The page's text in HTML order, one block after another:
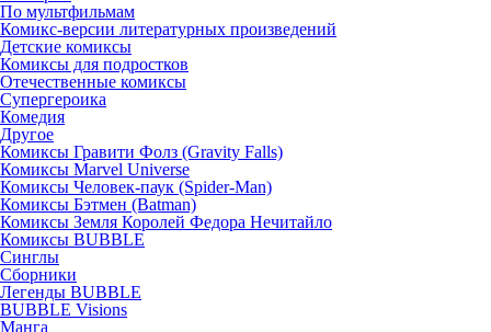
По мультфильмам
Комикс-версии литературных произведений
Детские комиксы
Комиксы для подростков
Отечественные комиксы
Супергероика
Комедия
Другое
Комиксы Гравити Фолз (Gravity Falls)
Комиксы Marvel Universe
Комиксы Человек-паук (Spider-Man)
Комиксы Бэтмен (Batman)
Комиксы Земля Королей Федора Нечитайло
Комиксы BUBBLE
Синглы
Сборники
Легенды BUBBLE
BUBBLE Visions
Манга